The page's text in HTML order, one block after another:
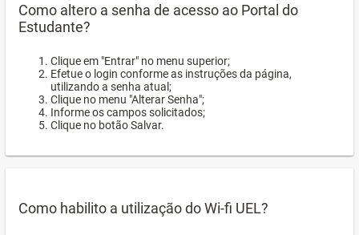
Como altero a senha de acesso ao Portal do
Estudante?
Clique em "Entrar" no menu superior;
Efetue o login conforme as instruções da página,
utilizando a senha atual;
Clique no menu "Alterar Senha";
Informe os campos solicitados;
Clique no botão Salvar.
Como habilito a utilização do Wi-fi UEL?